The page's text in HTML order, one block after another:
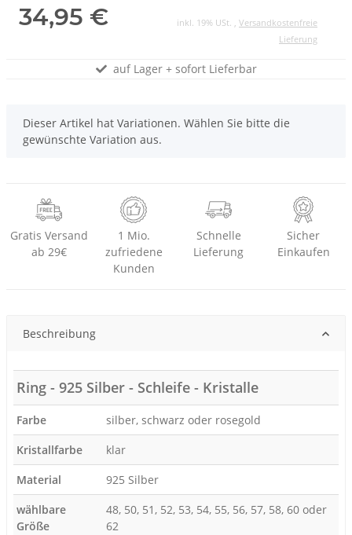
34,95 € inkl. 19% USt. , Versandkostenfreie
Lieferung
auf Lager + sofort Lieferbar
x
Dieser Artikel hat Variationen. Wählen Sie bitte die
gewünschte Variation aus.
Gratis Versand
ab 29€
1 Mio.
zufriedene
Kunden
Schnelle
Lieferung
Sicher
Einkaufen
Beschreibung
Ring - 925 Silber - Schleife - Kristalle
Farbe
silber, schwarz oder rosegold
Kristallfarbe
klar
Material
925 Silber
wählbare
Größe
48, 50, 51, 52, 53, 54, 55, 56, 57, 58, 60 oder
62